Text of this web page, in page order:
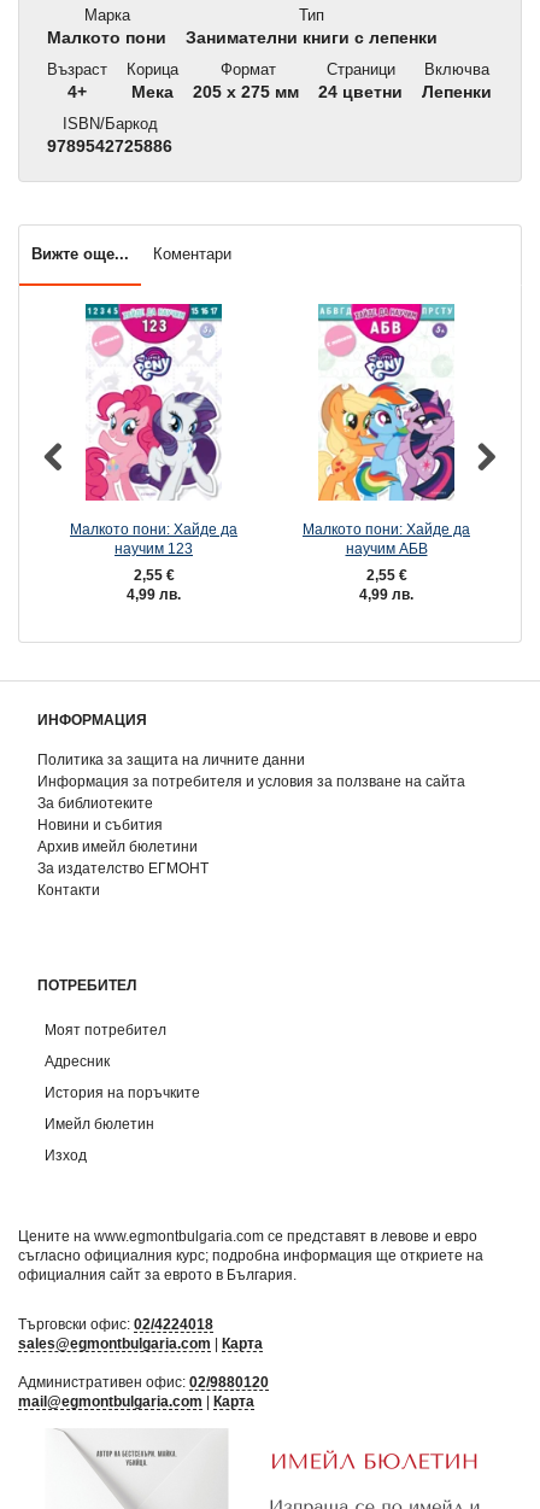
Марка
Малкото пони
Тип
Занимателни книги с лепенки
Възраст
4+
Корица
Мека
Формат
205 x 275 мм
Страници
24 цветни
Включва
Лепенки
ISBN/Баркод
9789542725886
Вижте още... Коментари
Малкото пони: Хайде да
научим 123
2,55 €
4,99 лв.
Малкото пони: Хайде да
научим АБВ
2,55 €
4,99 лв.
ИНФОРМАЦИЯ
Политика за защита на личните данни
Информация за потребителя и условия за ползване на сайта
За библиотеките
Новини и събития
Архив имейл бюлетини
За издателство ЕГМОНТ
Контакти
ПОТРЕБИТЕЛ
Моят потребител
Адресник
История на поръчките
Имейл бюлетин
Изход
Цените на www.egmontbulgaria.com се представят в левове и евро
съгласно официалния курс; подробна информация ще откриете на
официалния сайт за еврото в България
Търговски офис: 02/4224018
sales@egmontbulgaria.com
Карта
Административен офис: 02/9880120
mail@egmontbulgaria.com
Карта